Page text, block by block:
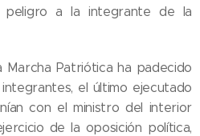
peligro a la integrante de la
Marcha Patriótica ha padecido
el último ejecutado
con el ministro del interior
de la oposición política,